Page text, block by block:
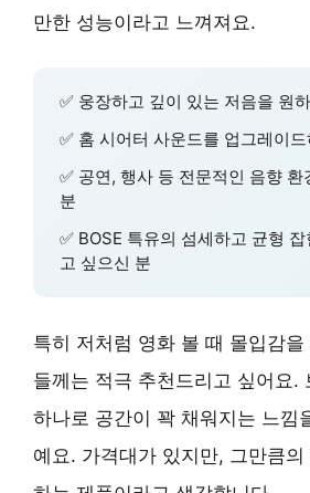
만한 성능이라고 느껴져요.
✅ 웅장하고 깊이 있는 저음을 원
✅ 홈 시어터 사운드를 업그레이
✅ 공연, 행사 등 전문적인 음향 환
분
✅ BOSE 특유의 섬세하고 균형
고 싶으신 분
특히 저처럼 영화 볼 때 몰입감
들께는 적극 추천드리고 싶어요.
하나로 공간이 꽉 채워지는 느낌
예요. 가격대가 있지만, 그만큼